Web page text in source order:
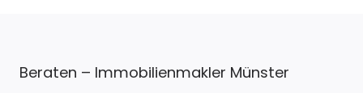
Beraten – Immobilienmakler Münster